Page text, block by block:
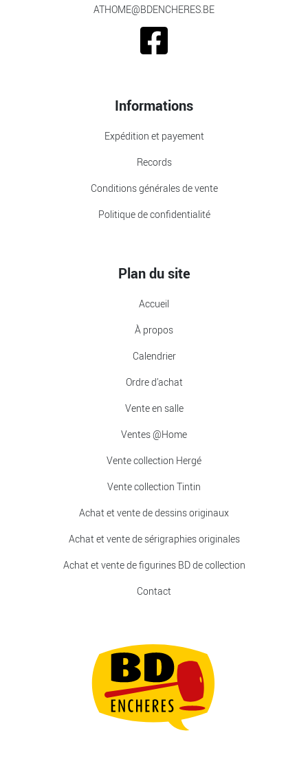
ATHOME@BDENCHERES.BE
Informations
Expédition et payement
Records
Conditions générales de vente
Politique de confidentialité
Plan du site
Accueil
À propos
Calendrier
Ordre d’achat
Vente en salle
Ventes @Home
Vente collection Hergé
Vente collection Tintin
Achat et vente de dessins originaux
Achat et vente de sérigraphies originales
Achat et vente de figurines BD de collection
Contact